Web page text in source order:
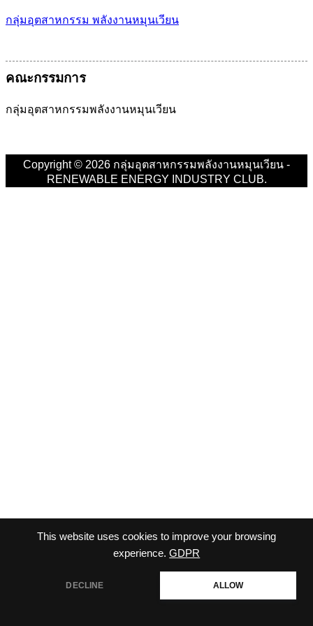
This website uses cookies to improve your browsing
experience. GDPR
DECLINE ALLOW
กลุ่มอุตสาหกรรม พลังงานหมุนเวียน
เ
คณะกรรมการ
กลุ่มอุตสาหกรรมพลังงานหมุนเวียน
Copyright © 2026 กลุ่มอุตสาหกรรมพลังงานหมุนเวียน -
RENEWABLE ENERGY INDUSTRY CLUB.